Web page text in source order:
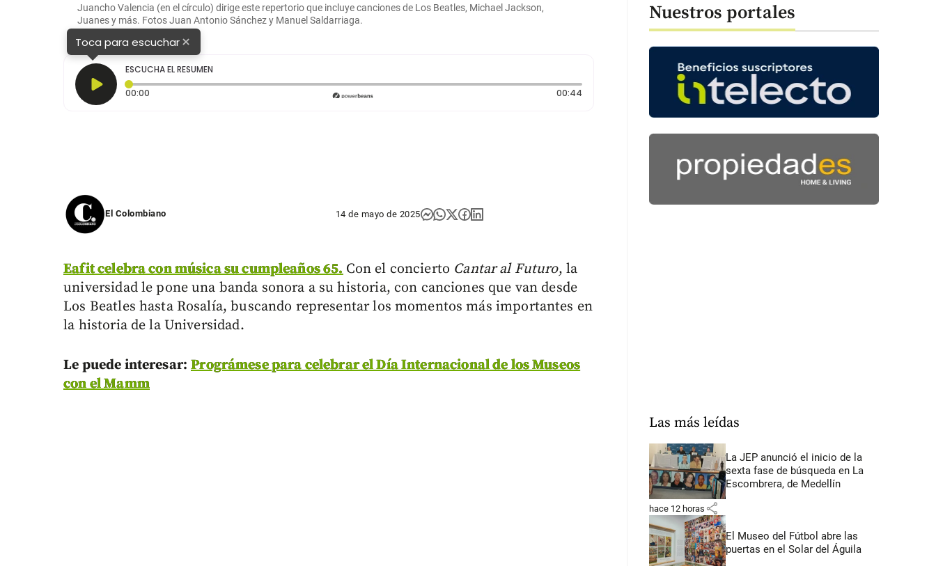
Juancho Valencia (en el círculo) dirige este repertorio que incluye canciones de Los Beatles, Michael Jackson,
Juanes y más. Fotos Juan Antonio Sánchez y Manuel Saldarriaga.
Toca para escuchar×
ESCUCHA EL RESUMEN
00:00
00:44Duración: 44 segundos
El Colombiano 14 de mayo de 2025
Eafit celebra con música su cumpleaños 65. Con el concierto Cantar al Futuro, la
universidad le pone una banda sonora a su historia, con canciones que van desde
Los Beatles hasta Rosalía, buscando representar los momentos más importantes en
la historia de la Universidad.
Le puede interesar: Prográmese para celebrar el Día Internacional de los Museos
con el Mamm
Nuestros portales
Las más leídas
La JEP anunció el inicio de la
sexta fase de búsqueda en La
Escombrera, de Medellín
hace 12 horas share
El Museo del Fútbol abre las
puertas en el Solar del Águila